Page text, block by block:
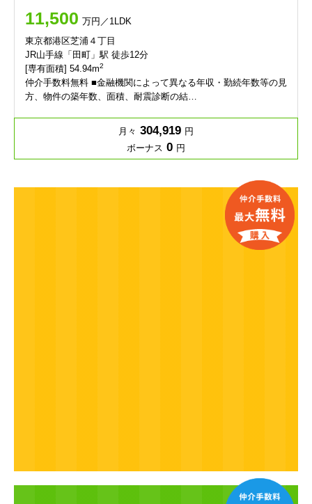
11,500 万円／1LDK
東京都港区芝浦４丁目
JR山手線「田町」駅 徒歩12分
[専有面積] 54.94m2
仲介手数料無料 ■金融機関によって異なる年収・勤続年数等の見
方、物件の築年数、面積、耐震診断の結…
月々 304,919 円
ボーナス 0 円